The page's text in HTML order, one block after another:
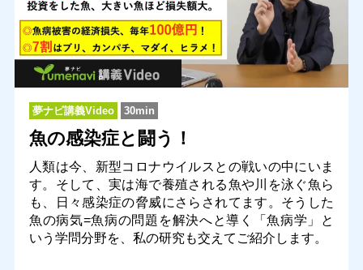
夢ナビ講義Video 30min
魚の感染症と闘う！
人類は今、新型コロナウイルスとの戦いの中にいま
す。そして、実は海で養殖される魚や川を泳ぐ魚ら
も、日々感染症の脅威にさらされてます。そうした
魚の病気=魚病の問題を解決へと導く「魚病学」と
いう学問分野を、私の研究も交えてご紹介します。